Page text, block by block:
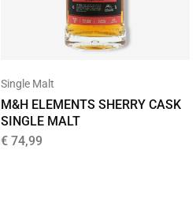
Single Malt
M&H ELEMENTS SHERRY CASK
SINGLE MALT
€ 74,99